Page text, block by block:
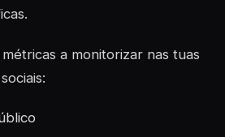
métricas a monitorizar nas tuas